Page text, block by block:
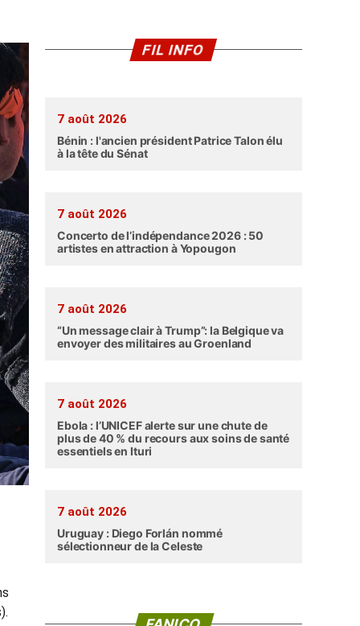
FIL INFO
7 août 2026
Bénin : l'ancien président Patrice Talon élu
à la tête du Sénat
7 août 2026
Concerto de l’indépendance 2026 : 50
artistes en attraction à Yopougon
7 août 2026
“Un message clair à Trump”: la Belgique va
envoyer des militaires au Groenland
7 août 2026
Ebola : l’UNICEF alerte sur une chute de
plus de 40 % du recours aux soins de santé
essentiels en Ituri
7 août 2026
Uruguay : Diego Forlán nommé
sélectionneur de la Celeste